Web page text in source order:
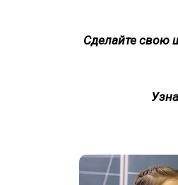
Сделайте свою